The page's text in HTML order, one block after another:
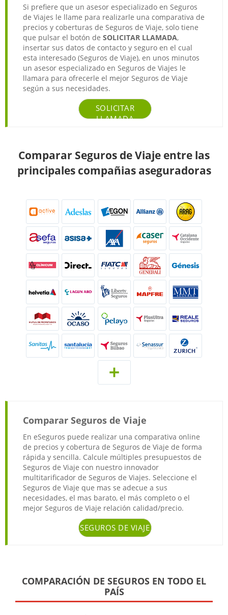
Si prefiere que un asesor especializado en Seguros
de Viajes le llame para realizarle una comparativa de
precios y coberturas de Seguros de Viaje, solo tiene
que pulsar el botón de SOLICITAR LLAMADA,
insertar sus datos de contacto y seguro en el cual
esta interesado (Seguros de Viaje), en unos minutos
un asesor especializado en Seguros de Viajes le
llamara para ofrecerle el mejor Seguros de Viaje
según a sus necesidades.
SOLICITAR
LLAMADA
Comparar Seguros de Viaje entre las
principales compañias aseguradoras
Comparar Seguros de Viaje
En eSeguros puede realizar una comparativa online
de precios y cobertura de Seguros de Viaje de forma
rápida y sencilla. Calcule múltiples presupuestos de
Seguros de Viaje con nuestro innovador
multitarificador de Seguros de Viajes. Seleccione el
Seguros de Viaje que mas se adecue a sus
necesidades, el mas barato, el más completo o el
mejor Seguros de Viaje relación calidad/precio.
SEGUROS DE VIAJE
COMPARACIÓN DE SEGUROS EN TODO EL
PAÍS